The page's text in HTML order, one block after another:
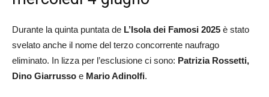
Durante la quinta puntata de L’Isola dei Famosi 2025 è stato
svelato anche il nome del terzo concorrente naufrago
eliminato. In lizza per l’esclusione ci sono: Patrizia Rossetti,
Dino Giarrusso e Mario Adinolfi.